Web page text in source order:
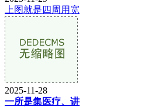
上图就是四周用宽
2025-11-28
一所是集医疗、讲